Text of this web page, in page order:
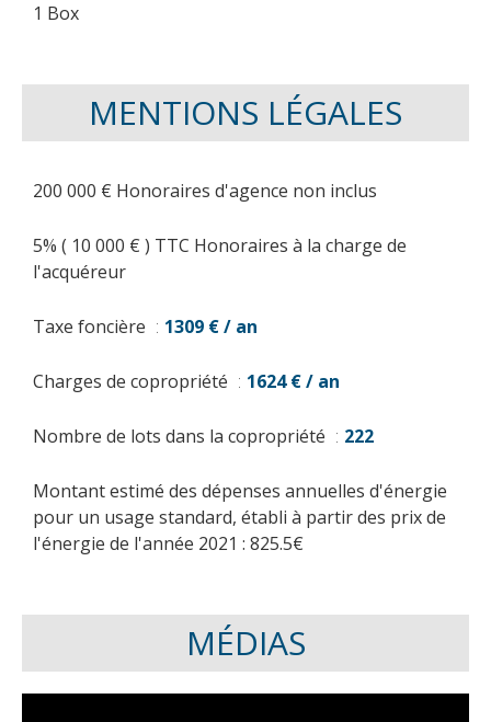
1 Box
MENTIONS LÉGALES
200 000 € Honoraires d'agence non inclus
5% ( 10 000 € ) TTC Honoraires à la charge de
l'acquéreur
Taxe foncière 1309 € / an
Charges de copropriété 1624 € / an
Nombre de lots dans la copropriété 222
Montant estimé des dépenses annuelles d'énergie
pour un usage standard, établi à partir des prix de
l'énergie de l'année 2021 : 825.5€
MÉDIAS